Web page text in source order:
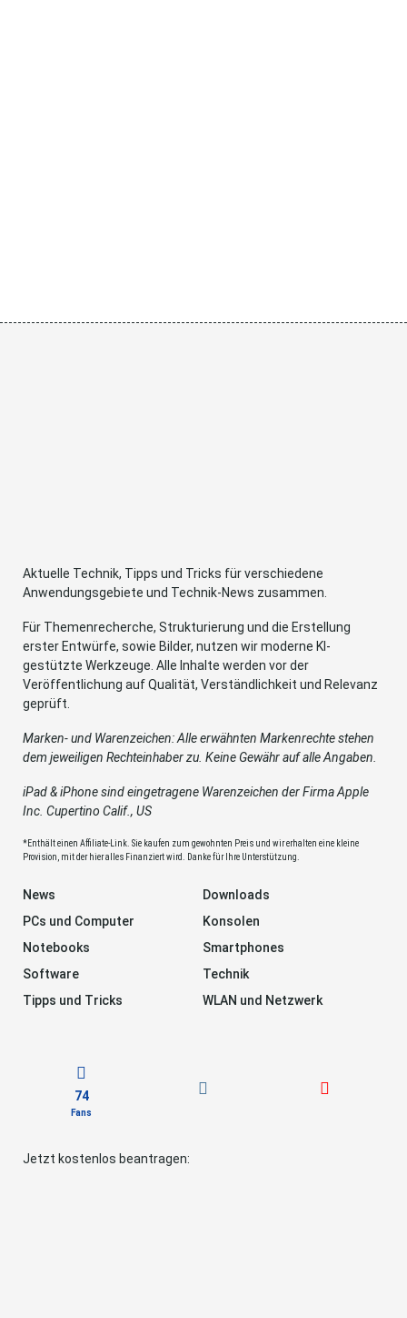
Aktuelle Technik, Tipps und Tricks für verschiedene
Anwendungsgebiete und Technik-News zusammen.
Für Themenrecherche, Strukturierung und die Erstellung
erster Entwürfe, sowie Bilder, nutzen wir moderne KI-
gestützte Werkzeuge. Alle Inhalte werden vor der
Veröffentlichung auf Qualität, Verständlichkeit und Relevanz
geprüft.
Marken- und Warenzeichen: Alle erwähnten Markenrechte stehen
dem jeweiligen Rechteinhaber zu. Keine Gewähr auf alle Angaben.
iPad & iPhone sind eingetragene Warenzeichen der Firma Apple
Inc. Cupertino Calif., US
*Enthält einen Affiliate-Link. Sie kaufen zum gewohnten Preis und wir erhalten eine kleine
Provision, mit der hier alles Finanziert wird. Danke für Ihre Unterstützung.
News
Downloads
PCs und Computer
Konsolen
Notebooks
Smartphones
Software
Technik
Tipps und Tricks
WLAN und Netzwerk
74
Fans
Jetzt kostenlos beantragen: